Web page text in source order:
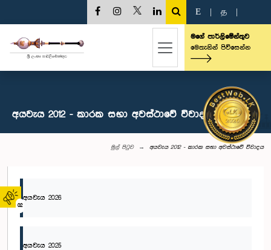
02
E த
මගේ පාර්ලිමේන්තුව
මෙතැනින් පිවිසෙන්න
අයවැය 2012 - කාරක සභා අවස්ථාවේ විවාදය
මුල් පිටුව අයවැය 2012 - කාරක සභා අවස්ථාවේ විවාදය
අයවැය 2026
අයවැය 2025